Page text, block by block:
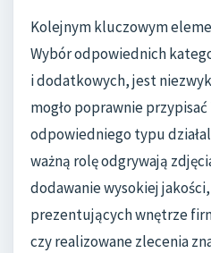
Kolejnym kluczowym
Wybór odpowiednich
i dodatkowych, jest
mogło poprawnie
odpowiedniego typu
ważną rolę odgrywają
dodawanie wysokiej
prezentujących wnętrze
czy realizowane zlecenia